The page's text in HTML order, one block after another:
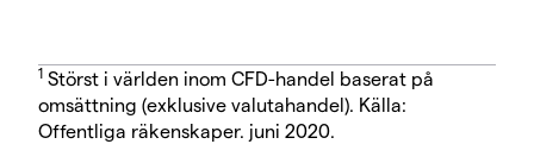
1 Störst i världen inom CFD-handel baserat på
omsättning (exklusive valutahandel). Källa:
Offentliga räkenskaper. juni 2020.